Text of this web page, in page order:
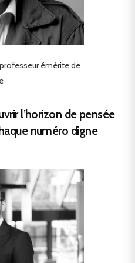
émérite de
l’horizon de pensée
numéro digne